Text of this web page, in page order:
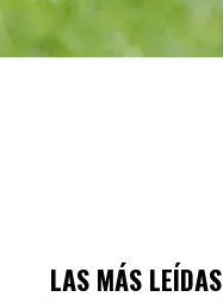
LAS MÁS LEÍDAS